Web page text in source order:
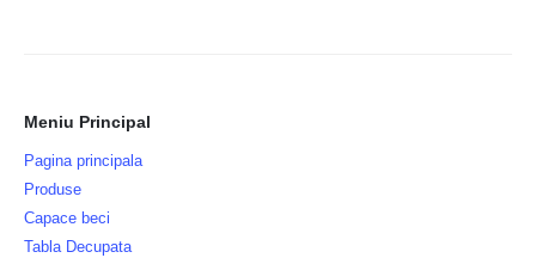
Meniu Principal
Pagina principala
Produse
Capace beci
Tabla Decupata